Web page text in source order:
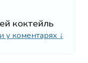
коктейль
у коментарях ↓